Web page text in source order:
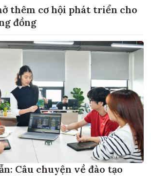
thêm cơ hội phát triển cho
đồng
Câu chuyện về đào tạo